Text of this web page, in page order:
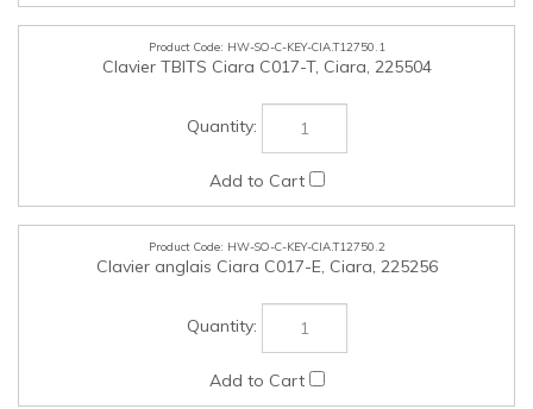
HW-SO-C-KEY-CIA.T12750.2
Clavier anglais Ciara C017-E, Ciara, 225256
HW-SO-C-KEY-CIA.T12750.3
Clavier bilingue Ciara C017-B, Ciara, 225505